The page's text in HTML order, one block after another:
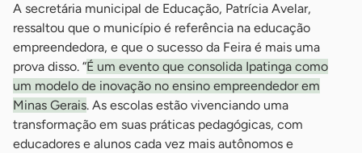
A secretária municipal de Educação, Patrícia Avelar,
ressaltou que o município é referência na educação
empreendedora, e que o sucesso da Feira é mais uma
prova disso. “É um evento que consolida Ipatinga como
um modelo de inovação no ensino empreendedor em
Minas Gerais. As escolas estão vivenciando uma
transformação em suas práticas pedagógicas, com
educadores e alunos cada vez mais autônomos e